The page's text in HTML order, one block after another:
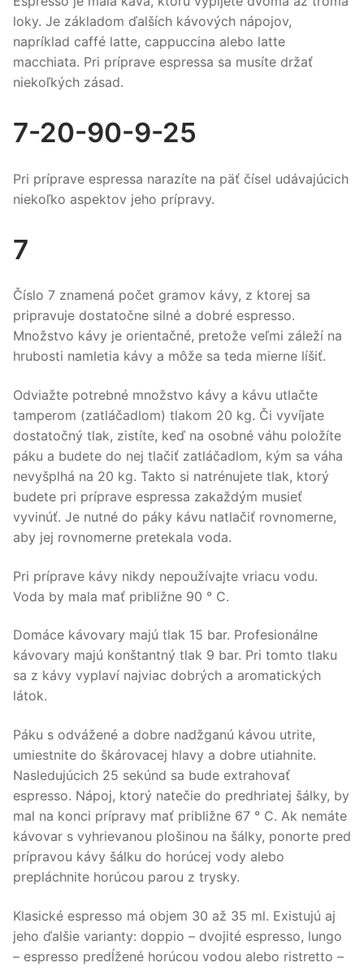
loky. Je základom ďalších kávových nápojov,
napríklad caffé latte, cappuccina alebo latte
macchiata. Pri príprave espressa sa musíte držať
niekoľkých zásad.
7-20-90-9-25
Pri príprave espressa narazíte na päť čísel udávajúcich
niekoľko aspektov jeho prípravy.
7
Číslo 7 znamená počet gramov kávy, z ktorej sa
pripravuje dostatočne silné a dobré espresso.
Množstvo kávy je orientačné, pretože veľmi záleží na
hrubosti namletia kávy a môže sa teda mierne líšiť.
Odviažte potrebné množstvo kávy a kávu utlačte
tamperom (zatláčadlom) tlakom 20 kg. Či vyvíjate
dostatočný tlak, zistíte, keď na osobné váhu položíte
páku a budete do nej tlačiť zatláčadlom, kým sa váha
nevyšplhá na 20 kg. Takto si natrénujete tlak, ktorý
budete pri príprave espressa zakaždým musieť
vyvinúť. Je nutné do páky kávu natlačiť rovnomerne,
aby jej rovnomerne pretekala voda.
Pri príprave kávy nikdy nepoužívajte vriacu vodu.
Voda by mala mať približne 90 ° C.
Domáce kávovary majú tlak 15 bar. Profesionálne
kávovary majú konštantný tlak 9 bar. Pri tomto tlaku
sa z kávy vyplaví najviac dobrých a aromatických
látok.
Páku s odvážené a dobre nadžganú kávou utrite,
umiestnite do škárovacej hlavy a dobre utiahnite.
Nasledujúcich 25 sekúnd sa bude extrahovať
espresso. Nápoj, ktorý natečie do predhriatej šálky, by
mal na konci prípravy mať približne 67 ° C. Ak nemáte
kávovar s vyhrievanou plošinou na šálky, ponorte pred
prípravou kávy šálku do horúcej vody alebo
prepláchnite horúcou parou z trysky.
Klasické espresso má objem 30 až 35 ml. Existujú aj
jeho ďalšie varianty: doppio – dvojité espresso, lungo
– espresso predĺžené horúcou vodou alebo ristretto –